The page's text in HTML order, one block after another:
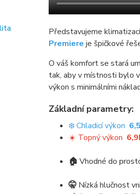
Představujeme
Premiere je špičkové
O váš komfort se stará
tak, aby v místnosti bylo
výkon s minimálními
Základní parametry:
❄️ Chladicí výkon
☀️ Topný výkon
🏠 Vhodné do
🤫 Nízká hlučnost